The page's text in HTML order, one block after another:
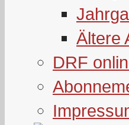
Ältere
DRF